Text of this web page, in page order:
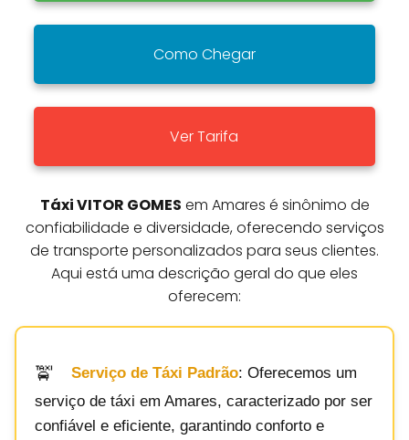
Como Chegar
Ver Tarifa
Táxi VITOR GOMES em Amares é sinônimo de
confiabilidade e diversidade, oferecendo serviços
de transporte personalizados para seus clientes.
Aqui está uma descrição geral do que eles
oferecem:
Serviço de Táxi Padrão: Oferecemos um
serviço de táxi em Amares, caracterizado por ser
confiável e eficiente, garantindo conforto e